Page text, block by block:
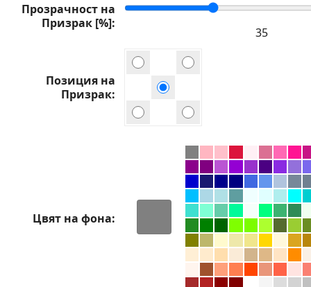
Прозрачност на
Призрак [%]
Позиция на
Призрак
Цвят на фона